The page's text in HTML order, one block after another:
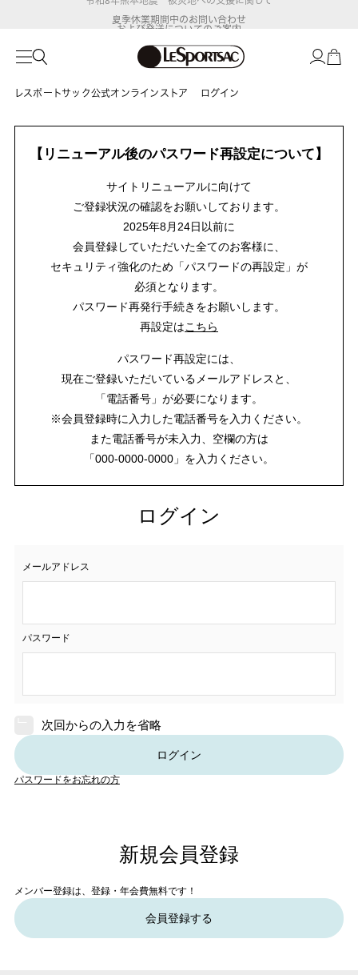
夏季休業期間中のお問い合わせ
および発送についてのご案内
レスポートサック公式オンラインストア ログイン
【リニューアル後のパスワード再設定について】
サイトリニューアルに向けて
ご登録状況の確認をお願いしております。
2025年8月24日以前に
会員登録していただいた全てのお客様に、
セキュリティ強化のため「パスワードの再設定」が
必須となります。
パスワード再発行手続きをお願いします。
再設定はこちら
パスワード再設定には、
現在ご登録いただいているメールアドレスと、
「電話番号」が必要になります。
※会員登録時に入力した電話番号を入力ください。
また電話番号が未入力、空欄の方は
「000-0000-0000」を入力ください。
ログイン
メールアドレス
パスワード
次回からの入力を省略
ログイン
パスワードをお忘れの方
新規会員登録
メンバー登録は、登録・年会費無料です！
会員登録する